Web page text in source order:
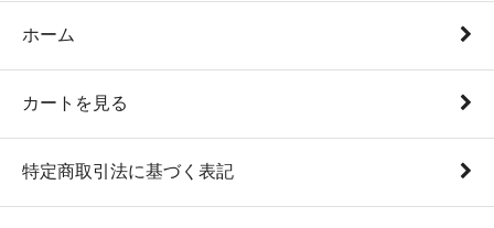
ホーム
カートを見る
特定商取引法に基づく表記